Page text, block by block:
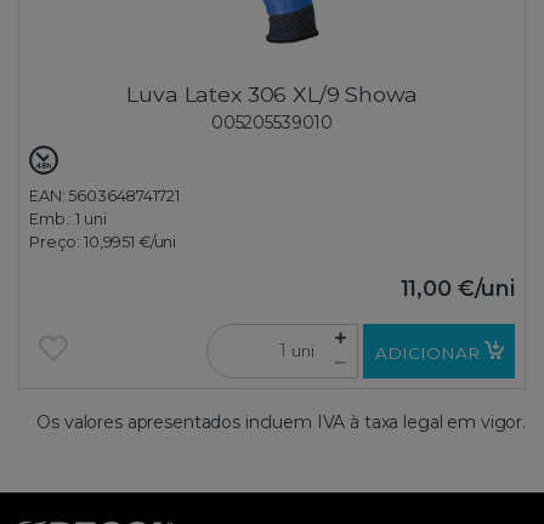
Luva Latex 306 XL/9 Showa
005205539010
EAN: 5603648741721
Emb.:1 uni
Preço: 10,9951 €/uni
11,00 €/uni
uni ADICIONAR
Os valores apresentados incluem IVA à taxa legal em vigor.